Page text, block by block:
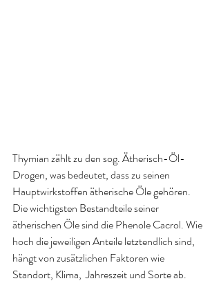
Thymian zählt zu den sog. Ätherisch-Öl-
Drogen, was bedeutet, dass zu seinen
Hauptwirkstoffen ätherische Öle gehören.
Die wichtigsten Bestandteile seiner
ätherischen Öle sind die Phenole Cacrol. Wie
hoch die jeweiligen Anteile letztendlich sind,
hängt von zusätzlichen Faktoren wie
Standort, Klima,  Jahreszeit und Sorte ab.